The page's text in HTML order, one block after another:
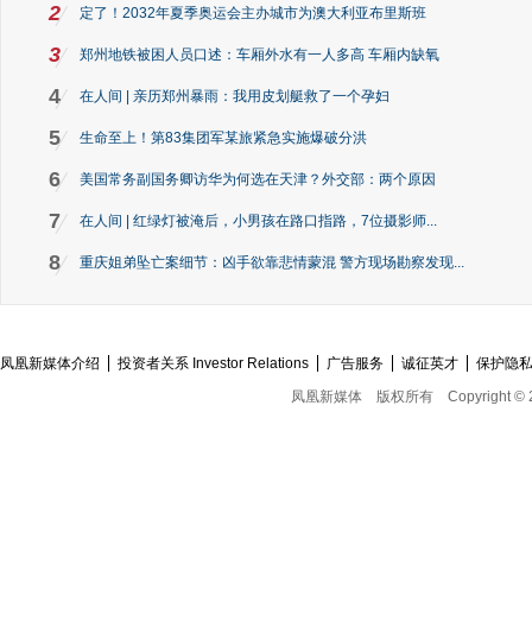
2 定了！2032年夏季奥运会主办城市为澳大利亚布里斯班
3 郑州地铁被困人员口述：车厢外水有一人多高 车厢内缺氧
4 在人间 | 亲历郑州暴雨：我用皮划艇救了一个孕妇
5 生命至上！第83集团军某旅紧急实施爆破分洪
6 美国常务副国务卿访华为何选在天津？外交部：两个原因
7 在人间 | 红绿灯被淹后，小男孩在路口指路，7位摄影师...
8 重庆姐弟坠亡案细节：凶手欲靠悲情蒙混 警方现场勘察发现...
凤凰新媒体介绍 投资者关系 Investor Relations 广告服务 诚征英才
保护隐
凤凰新媒体
版权所有 Copyright ©